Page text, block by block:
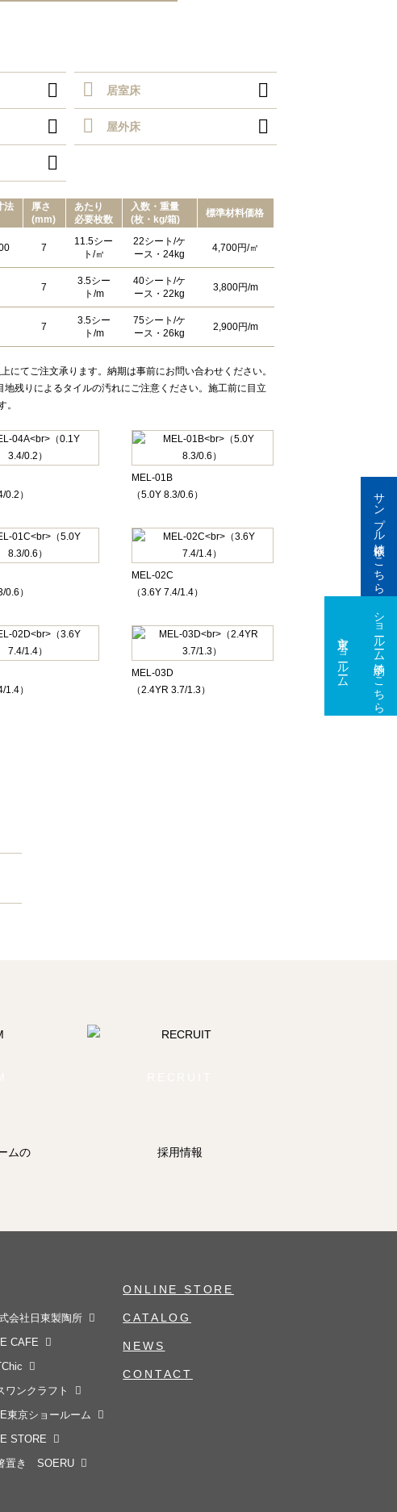
サンプル依頼はこちら
ショールーム予約はこちら
東京ショールーム 大阪ショールーム
 居室床 
 屋外床 

法
厚さ
(mm)
あたり
必要枚数
⼊数・重量
(枚・kg/箱)
標準材料価格
7
11.5シー
ト/㎡
22シート/ケ
ース・24kg
4,700円/㎡
7
3.5シー
ト/m
40シート/ケ
ース・22kg
3,800円/m
7
3.5シー
ト/m
75シート/ケ
ース・26kg
2,900円/m
てご注文承ります。納期は事前にお問い合わせください。
残りによるタイルの汚れにご注意ください。施工前に目立
。
0.2）
MEL-01B
（5.0Y 8.3/0.6）
0.6）
MEL-02C
（3.6Y 7.4/1.4）
1.4）
MEL-03D
（2.4YR 3.7/1.3）
ムの
採用情報
会社日東製陶所
CAFE
ワンクラフト
東京ショールーム
STORE
置き SOERU
ONLINE STORE
CATALOG
NEWS
CONTACT